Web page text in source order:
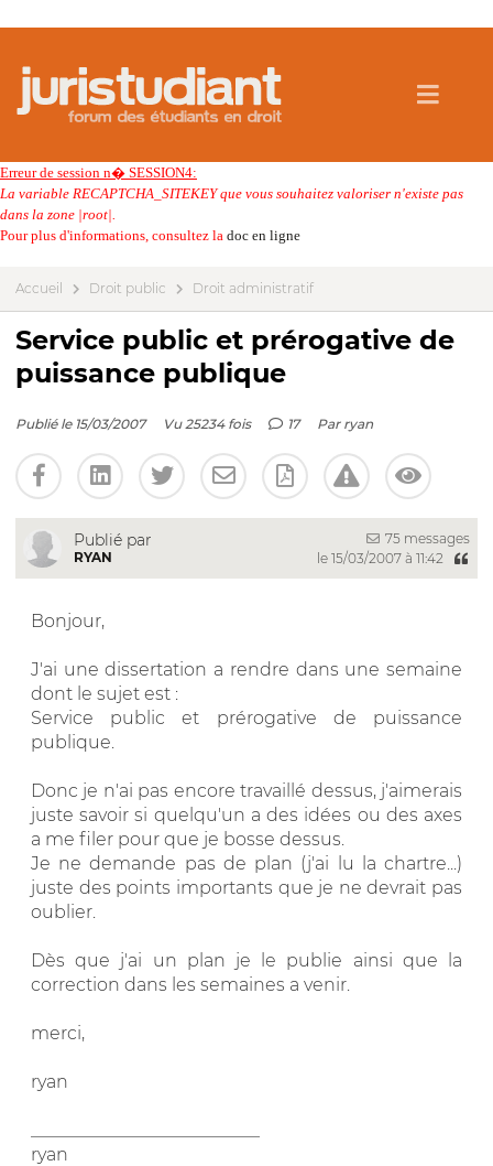
Erreur de session n� SESSION4:
La variable RECAPTCHA_SITEKEY que vous souhaitez valoriser n'existe pas
dans la zone |root|.
Pour plus d'informations, consultez la doc en ligne
Accueil Droit public Droit administratif
Service public et prérogative de
puissance publique
Publié le 15/03/2007 Vu 25234 fois 17 Par ryan
Publié par
RYAN
75 messages
le 15/03/2007 à 11:42
Bonjour,
J'ai une dissertation a rendre dans une semaine
dont le sujet est :
Service public et prérogative de puissance
publique.
Donc je n'ai pas encore travaillé dessus, j'aimerais
juste savoir si quelqu'un a des idées ou des axes
a me filer pour que je bosse dessus.
Je ne demande pas de plan (j'ai lu la chartre...)
juste des points importants que je ne devrait pas
oublier.
Dès que j'ai un plan je le publie ainsi que la
correction dans les semaines a venir.
merci,
ryan
ryan